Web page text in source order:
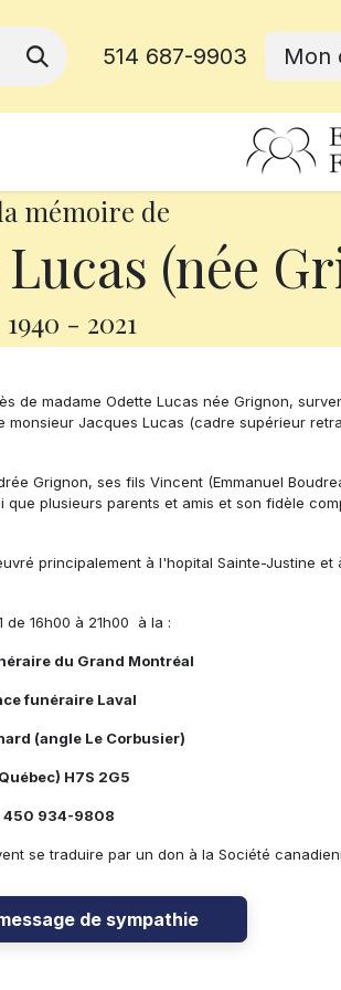
514 687-9903 Mon
mémoire de
(née
1940 - 2021
de madame Odette Lucas née Grignon,
monsieur Jacques Lucas (cadre supérieur
Grignon, ses fils Vincent (Emmanuel
que plusieurs parents et amis et son fidèle
principalement à l'hopital Sainte-Justine et
16h00 à 21h00 à la :
du Grand Montréal
funéraire Laval
(angle Le Corbusier)
H7S 2G5
450 934-9808
se traduire par un don à la Société
de sympathie